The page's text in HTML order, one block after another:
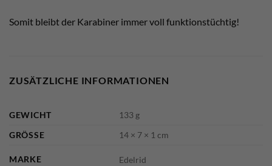
Somit bleibt der Karabiner immer voll funktionstüchtig!
ZUSÄTZLICHE INFORMATIONEN
GEWICHT
133 g
GRÖSSE
14 × 7 × 1 cm
MARKE Edelrid